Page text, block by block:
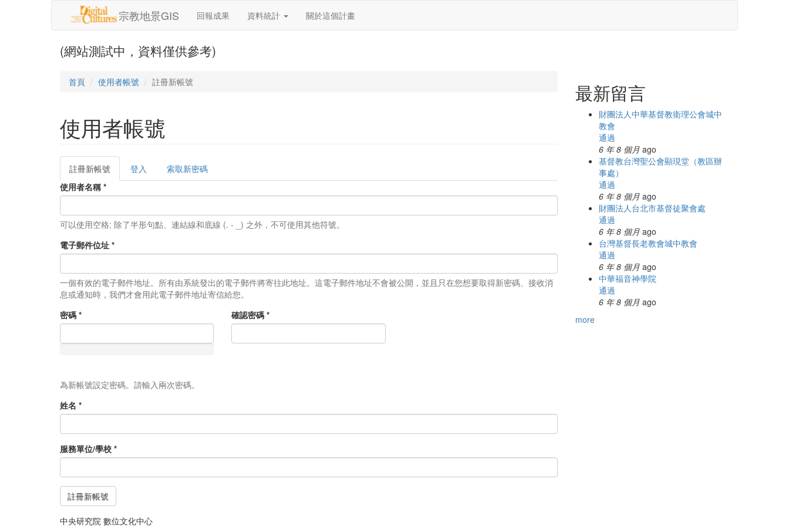
宗教地景GIS 回報成果 資料統計 關於這個計畫
(網站測試中，資料僅供參考)
首頁 使用者帳號 註冊新帳號
使用者帳號
主要索引標籤
註冊新帳號
籤)
登入
索取新密碼
使用者名稱 *
可以使用空格; 除了半形句點、連結線和底線 (. - _) 之外，不可使用其他符號。
電子郵件位址 *
一個有效的電子郵件地址。所有由系統發出的電子郵件將寄往此地址。這電子郵件地址不會被公開，並且只在您想要取得新密碼、接收消
息或通知時，我們才會用此電子郵件地址寄信給您。
密碼 * 確認密碼*
為新帳號設定密碼。請輸入兩次密碼。
姓名 *
服務單位/學校 *
註冊新帳號
最新留言
財團法人中華基督教衛理公會城中
教會
通過
6 年 8 個月ago
基督教台灣聖公會顯現堂（教區辦
事處）
通過
6 年 8 個月ago
財團法人台北市基督徒聚會處
通過
6 年 8 個月ago
台灣基督長老教會城中教會
通過
6 年 8 個月ago
中華福音神學院
通過
6 年 8 個月ago
more
中央研究院 數位文化中心